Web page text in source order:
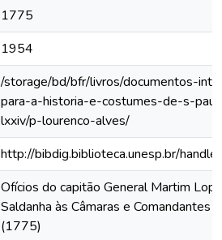
1775
1954
/storage/bd/bfr/livros/documentos-
para-a-historia-e-costumes-de-s-
lxxiv/p-lourenco-alves/
http://bibdig.biblioteca.unesp.br/
Ofícios do capitão General Martim
Saldanha às Câmaras e Comandantes
(1775)